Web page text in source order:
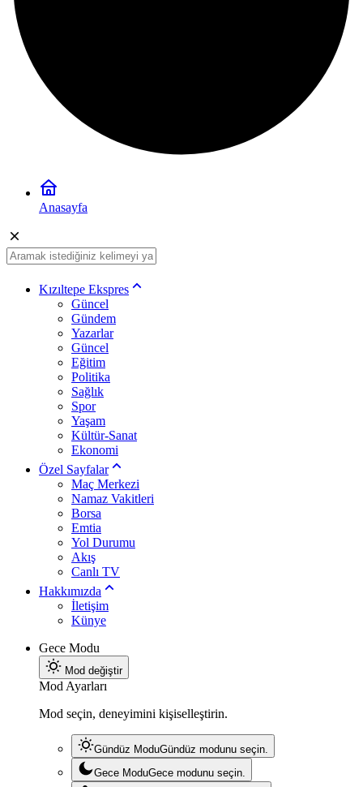
Anasayfa
Kızıltepe Ekspres
Güncel
Gündem
Yazarlar
Güncel
Eğitim
Politika
Sağlık
Spor
Yaşam
Kültür-Sanat
Ekonomi
Özel Sayfalar
Maç Merkezi
Namaz Vakitleri
Borsa
Emtia
Yol Durumu
Akış
Canlı TV
Hakkımızda
İletişim
Künye
Gece Modu
Mod değiştir
Mod Ayarları
Mod seçin, deneyimini kişiselleştirin.
Gündüz ModuGündüz modunu seçin.
Gece ModuGece modunu seçin.